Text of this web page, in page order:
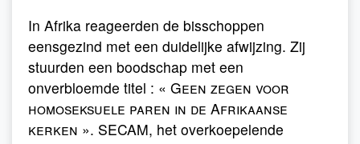
In Afrika reageerden de bisschoppen
eensgezind met een duidelijke afwijzing. Zij
stuurden een boodschap met een
onverbloemde titel : « Geen zegen voor
homoseksuele paren in de Afrikaanse
kerken ». SECAM, het overkoepelende